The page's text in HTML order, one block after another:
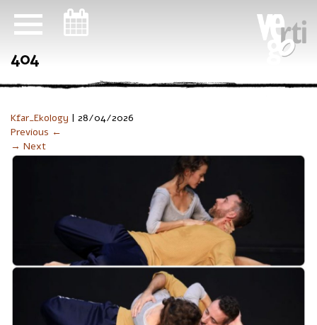
404
Kfar_Ekology | 28/04/2026
Previous ←
→ Next